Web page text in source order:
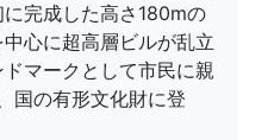
完成した高さ180mの
心に超高層ビルが乱立
マークとして市民に親
国の有形文化財に登